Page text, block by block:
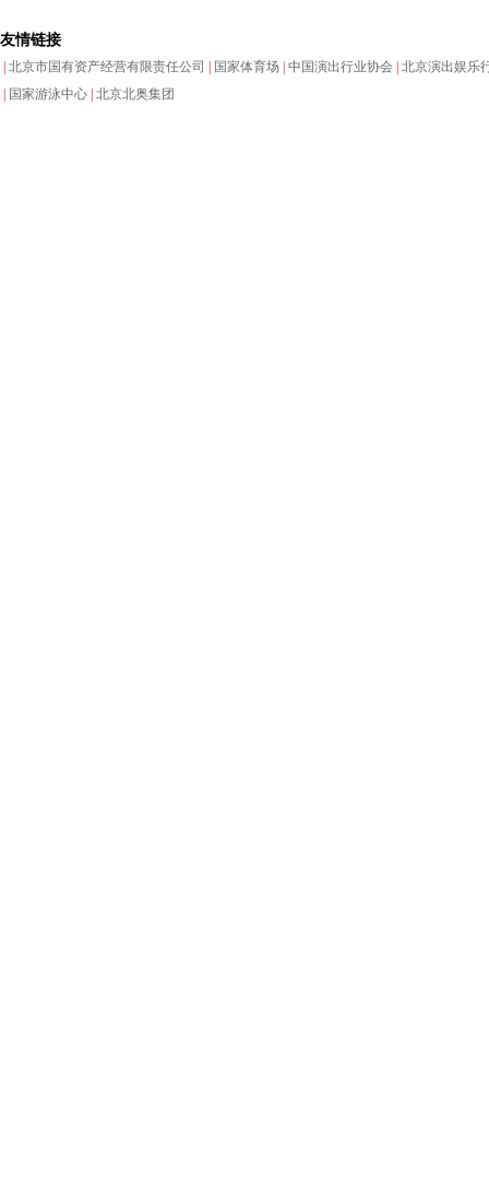
友情链接
北京市国有资产经营有限责任公司 国家体育场 中国演出行业协会 北京演出娱乐
国家游泳中心 北京北奥集团